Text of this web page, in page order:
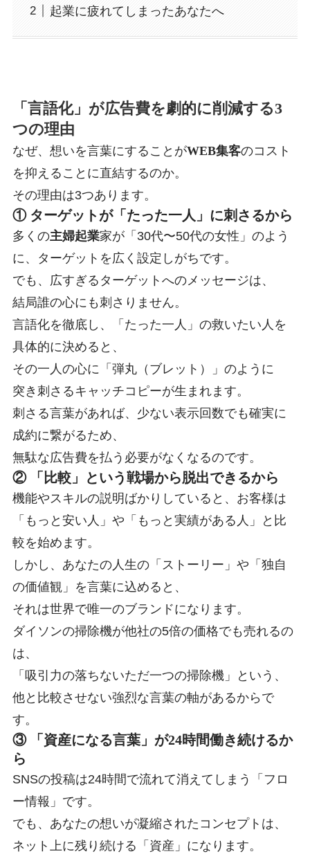
起業に疲れてしまったあなたへ
「言語化」が広告費を劇的に削減する3
つの理由
なぜ、想いを言葉にすることがWEB集客のコスト
を抑えることに直結するのか。
その理由は3つあります。
① ターゲットが「たった一人」に刺さるから
多くの主婦起業家が「30代〜50代の女性」のよう
に、ターゲットを広く設定しがちです。
でも、広すぎるターゲットへのメッセージは、
結局誰の心にも刺さりません。
言語化を徹底し、「たった一人」の救いたい人を
具体的に決めると、
その一人の心に「弾丸（ブレット）」のように
突き刺さるキャッチコピーが生まれます。
刺さる言葉があれば、少ない表示回数でも確実に
成約に繋がるため、
無駄な広告費を払う必要がなくなるのです。
② 「比較」という戦場から脱出できるから
機能やスキルの説明ばかりしていると、お客様は
「もっと安い人」や「もっと実績がある人」と比
較を始めます。
しかし、あなたの人生の「ストーリー」や「独自
の価値観」を言葉に込めると、
それは世界で唯一のブランドになります。
ダイソンの掃除機が他社の5倍の価格でも売れるの
は、
「吸引力の落ちないただ一つの掃除機」という、
他と比較させない強烈な言葉の軸があるからで
す。
③ 「資産になる言葉」が24時間働き続けるか
ら
SNSの投稿は24時間で流れて消えてしまう「フロ
ー情報」です。
でも、あなたの想いが凝縮されたコンセプトは、
ネット上に残り続ける「資産」になります。